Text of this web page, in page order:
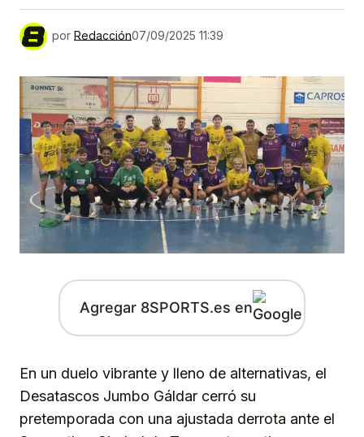
por Redacción07/09/2025 11:39
Agregar 8SPORTS.es en
En un duelo vibrante y lleno de alternativas, el
Desatascos Jumbo Gáldar cerró su
pretemporada con una ajustada derrota ante el